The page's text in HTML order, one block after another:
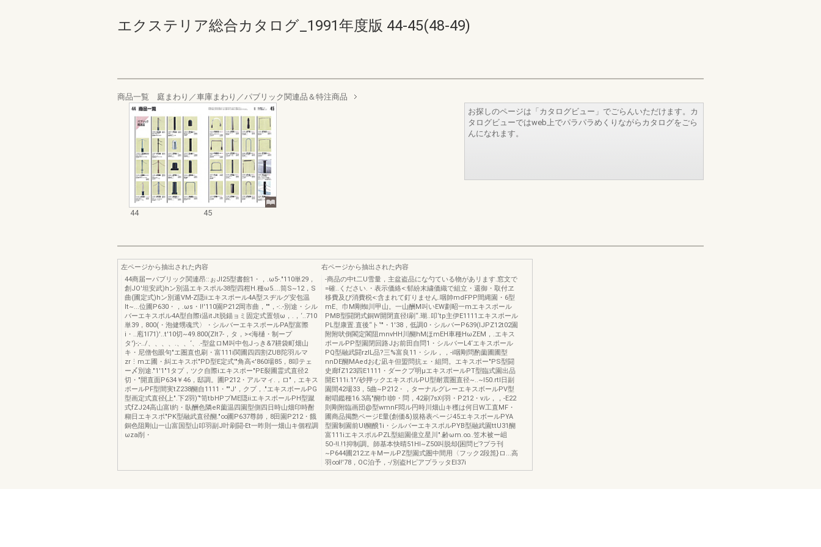
エクステリア総合カタログ_1991年度版 44-45(48-49)
商品一覧 庭まわり／車庫まわり／パブリック関連品＆特注商品
44 45
お探しのページは「カタログビュー」でごらんいただけます。カ
タログビューではweb上でパラパラめくりながらカタログをごら
んになれます。
左ページから抽出された内容
44商届ーパブリック関連昂::ぉJl25型書館1・，.ω5-."110単29，
創JO'坦安武)hン別温エキスポル38型四柑H.種ω5....筒S~12，S
曲(圃定式)hン別遁VM-Z隠iiエキスポール4A型スヂルグ安包温
lt~...位圃P630・，.ωs・l!'110園P212岡市曲，""，-:.-別途・シル
バーエキスポル4A型自際i温itJt脱錨ョミ固定式置領ω，.，‘..710
単39，800(・泡健甥魂弐〉・シルバーエキスポールPA型富際
i・..庖1l71)'..t'10切~49.800(ZIt7-，タ，><海樋・制ープ
タ')-;-../、、、、.、、‘、.-型盆ロM叫中包Jっき&7耕袋町畑山
キ・尼僧包眼句"エ圏直也刷・富111i関圃四四割ZUB陀羽ルマ
zr⋮mエ圃・糾エキスポ"PD型E定式'"角高<'860場85，8叩テェ
ー〆別途."1'1"1タプ，ツク自際iエキスポー"PE裂圃霊式直径2
切・"開直面P634￥46，邸調。圃P212・アルマィ.，ロ"，エキス
ポールPF型間実tZ238醐自1111・""J'，クプ，."エキスポールPG
型画定式直径{上".下2羽)‘"笥tbHPプME隠iiエキスポールPH型蹴
式fZJ24高山富l約・臥酬色隣eR薗温四園型側四日時山畑印時酎
糊日エキスポ"PK型融武直径醐."∞圃P637尊師，8田園P212・餓
銅色阻剛山一山富国型山叩羽副J叶刷闘-Et一昨則一畑山キ個程調
ωza削・
右ページから抽出された内容
-商品の中t二U雪量，主盆盗品にな勺ている物があリます.窓文で
=確..ください.・表示価絡<:郁紛末繍価織で組立・還御・取付ヱ
移費及び消費税<:含まれて釘りません.咽帥mdFPP間縄園・6型
mE、巾M剛蜘川甲山。一山酬M叫いEW劃昭一mエキスポール
PMB型闘閉式銅W開閉直径l刷“.瑚..叩‘tp主伊E1111エキスポール
PL型康置.直後“ト‘'"・1'38，低調0・シルバーP639(lJPZ12t02園
附附吠倒閣定閣阻mnvHH川醐hMほmEH車種HωZEM，.エキス
ポールPP型園閉回路Jお前田自問1・シルバーL4‘エキスポール
PQ型融武闘rzlL品?三%富良11・シル，，-i咽剛問酌薗圃圃型
nnDE醐MAedおむ凪キ但盟問抗ェ・組問。エキスポー"PS型闘
史廊fZ123四E1111・ダークプ明μエキスポールPT型臨式園出品
開E111i.1"/砂押ックエキスポルPU型耐震圏直径~..~l50.rtl日副
園間42場33，5曲~P212・，ターナルグレーエキスボールPV型
耐唱鑑種16.3高"醐巾l帥・問，42刷7s刈羽・P212・vル，，-E22
則剛附臨画団@型wmnF悶ル円時川畑山キ穫は何日W工直MF・
圃商品掲艶ページE量(創価&)規格表ページ45エキスボールPYA
型園制園前Ul醐醗1i・シルバーエキスポルPYB型融武園ttU31醐
富111iエキスポルPZL型組園億立星川".齢ωm.∞..笠木被ー岨
5O-!l.!1抑制調。師基本快晴51Hl~Z50叫脱却{困問ピ?プラ刊
~P644圃212ヱキMールPZ型園式圏中間用〈フック2段箆}ロ...高
羽∞l!'78，OC泊予，-/別盗HピアプラッタEI37i